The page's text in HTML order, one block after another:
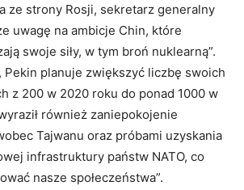
ze strony Rosji, sekretarz generalny
uwagę na ambicje Chin, które
swoje siły, w tym broń nuklearną”.
Pekin planuje zwiększyć liczbę swoich
z 200 w 2020 roku do ponad 1000 w
również zaniepokojenie
Tajwanu oraz próbami uzyskania
infrastruktury państw NATO, co
nasze społeczeństwa”.